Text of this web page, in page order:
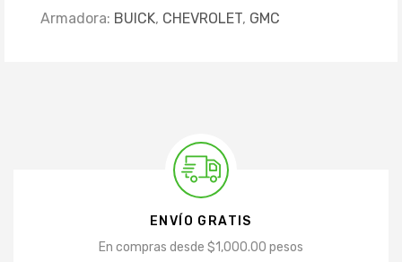
Armadora: BUICK, CHEVROLET, GMC
ENVÍO GRATIS
En compras desde $1,000.00 pesos